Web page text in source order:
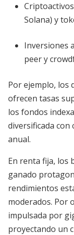
Solana) y
Inversiones
peer y
Por ejemplo, los
ofrecen tasas
los fondos
diversificada con
anual.
En renta fija, los
ganado
rendimientos
moderados. Por
impulsada por
proyectando un